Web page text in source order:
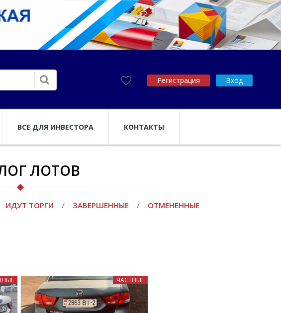
Регистрация Вход
ВСЕ ДЛЯ ИНВЕСТОРА КОНТАКТЫ
ЛОТОВ
ИДУТ ТОРГИ / ЗАВЕРШЁННЫЕ / ОТМЕНЁННЫЕ
ЧАСТНЫЕ